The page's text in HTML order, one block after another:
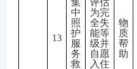
13
集
中
照
护
服
务
救
评估
为完
全失
能等
级并
自愿
入住
物
质
帮
助